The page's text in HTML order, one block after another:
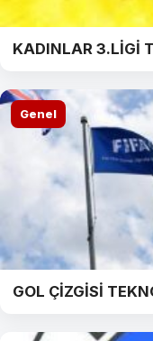
KADINLAR 3.LİGİ
Genel
GOL ÇİZGİSİ